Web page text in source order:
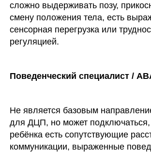
сложно выдерживать позу,
смену положения тела, есть
сенсорная перегрузка или
регуляцией.
Поведенческий специалист /
Не является базовым
для ДЦП, но может подключаться,
ребёнка есть сопутствующие
коммуникации, выраженные